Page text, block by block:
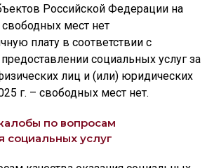
Российской Федерации на
свободных мест нет
плату в соответствии с
социальных услуг за
лиц и (или) юридических
г. – свободных мест нет.
по вопросам
социальных услуг